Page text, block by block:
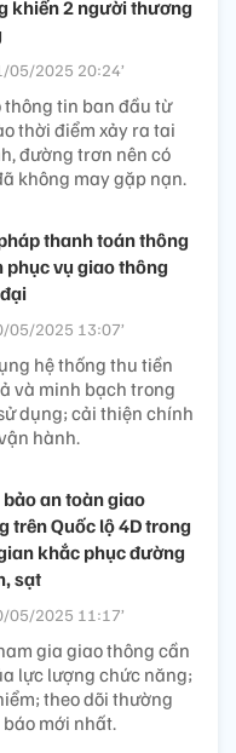
khiến 2 người thương
05/2025 20:24’
thông tin ban đầu từ
thời điểm xảy ra tai
đường trơn nên có
không may gặp nạn.
thanh toán thông
phục vụ giao thông
05/2025 13:07’
hệ thống thu tiền
và minh bạch trong
dụng; cải thiện chính
hành.
an toàn giao
trên Quốc lộ 4D trong
khắc phục đường
sạt
05/2025 11:17’
gia giao thông cần
lực lượng chức năng;
theo dõi thường
mới nhất.